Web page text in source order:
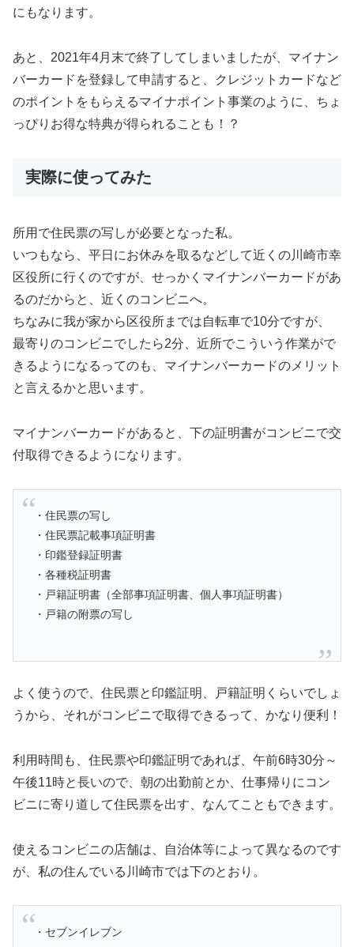
にもなります。
あと、2021年4月末で終了してしまいましたが、マイナン
バーカードを登録して申請すると、クレジットカードなど
のポイントをもらえるマイナポイント事業のように、ちょ
っぴりお得な特典が得られることも！？
実際に使ってみた
所用で住民票の写しが必要となった私。
いつもなら、平日にお休みを取るなどして近くの川崎市幸
区役所に行くのですが、せっかくマイナンバーカードがあ
るのだからと、近くのコンビニへ。
ちなみに我が家から区役所までは自転車で10分ですが、
最寄りのコンビニでしたら2分、近所でこういう作業がで
きるようになるってのも、マイナンバーカードのメリット
と言えるかと思います。
マイナンバーカードがあると、下の証明書がコンビニで交
付取得できるようになります。
・住民票の写し
・住民票記載事項証明書
・印鑑登録証明書
・各種税証明書
・戸籍証明書（全部事項証明書、個人事項証明書）
・戸籍の附票の写し
よく使うので、住民票と印鑑証明、戸籍証明くらいでしょ
うから、それがコンビニで取得できるって、かなり便利！
利用時間も、住民票や印鑑証明であれば、午前6時30分～
午後11時と長いので、朝の出勤前とか、仕事帰りにコン
ビニに寄り道して住民票を出す、なんてこともできます。
使えるコンビニの店舗は、自治体等によって異なるのです
が、私の住んでいる川崎市では下のとおり。
・セブンイレブン